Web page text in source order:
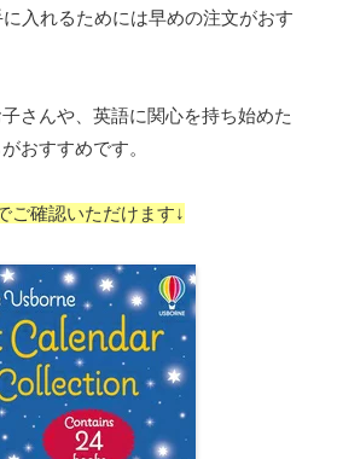
入れるためには早めの注文がおす
さんや、英語に関心を持ち始めた
おすすめです。
ご確認いただけます↓